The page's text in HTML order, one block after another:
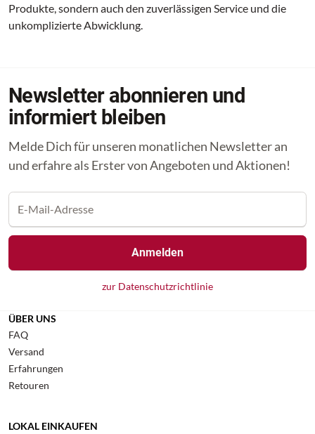
Produkte, sondern auch den zuverlässigen Service und die
unkomplizierte Abwicklung.
Newsletter abonnieren und
informiert bleiben
Melde Dich für unseren monatlichen Newsletter an
und erfahre als Erster von Angeboten und Aktionen!
Anmelden
zur Datenschutzrichtlinie
ÜBER UNS
FAQ
Versand
Erfahrungen
Retouren
LOKAL EINKAUFEN